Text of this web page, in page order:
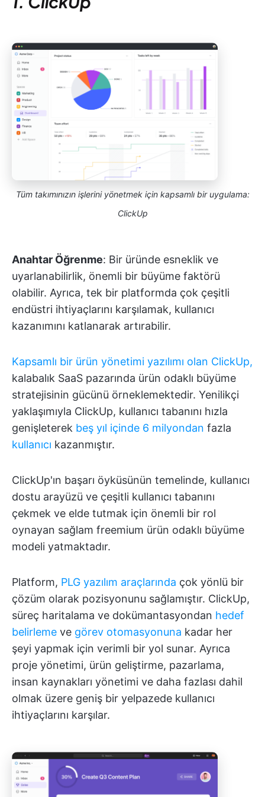
Tüm takımınızın işlerini yönetmek için kapsamlı bir uygulama:
ClickUp
Anahtar Öğrenme: Bir üründe esneklik ve
uyarlanabilirlik, önemli bir büyüme faktörü
olabilir. Ayrıca, tek bir platformda çok çeşitli
endüstri ihtiyaçlarını karşılamak, kullanıcı
kazanımını katlanarak artırabilir.
Kapsamlı bir ürün yönetimi yazılımı olan ClickUp,
kalabalık SaaS pazarında ürün odaklı büyüme
stratejisinin gücünü örneklemektedir. Yenilikçi
yaklaşımıyla ClickUp, kullanıcı tabanını hızla
genişleterek beş yıl içinde 6 milyondan fazla
kullanıcı kazanmıştır.
ClickUp'ın başarı öyküsünün temelinde, kullanıcı
dostu arayüzü ve çeşitli kullanıcı tabanını
çekmek ve elde tutmak için önemli bir rol
oynayan sağlam freemium ürün odaklı büyüme
modeli yatmaktadır.
Platform, PLG yazılım araçlarında çok yönlü bir
çözüm olarak pozisyonunu sağlamıştır. ClickUp,
süreç haritalama ve dokümantasyondan hedef
belirleme ve görev otomasyonuna kadar her
şeyi yapmak için verimli bir yol sunar. Ayrıca
proje yönetimi, ürün geliştirme, pazarlama,
insan kaynakları yönetimi ve daha fazlası dahil
olmak üzere geniş bir yelpazede kullanıcı
ihtiyaçlarını karşılar.